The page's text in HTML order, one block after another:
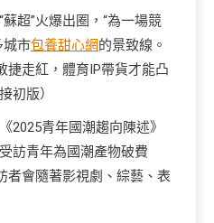
超”火爆出圈，“為一場競
城市包養甜心網的景致線。
捷走紅，體育IP帶貨才能凸
初版）
2025青年國潮趨向陳述》
訪青年為國潮產物破費
者會隨著影視劇、綜藝、表